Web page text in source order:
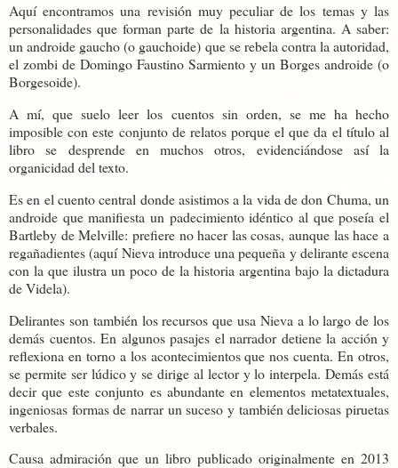
Aquí encontramos una revisión muy peculiar de los temas y las
personalidades que forman parte de la historia argentina. A saber:
un androide gaucho (o gauchoide) que se rebela contra la autoridad,
el zombi de Domingo Faustino Sarmiento y un Borges androide (o
Borgesoide).
A mí, que suelo leer los cuentos sin orden, se me ha hecho
imposible con este conjunto de relatos porque el que da el título al
libro se desprende en muchos otros, evidenciándose así la
organicidad del texto.
Es en el cuento central donde asistimos a la vida de don Chuma, un
androide que manifiesta un padecimiento idéntico al que poseía el
Bartleby de Melville: prefiere no hacer las cosas, aunque las hace a
regañadientes (aquí Nieva introduce una pequeña y delirante escena
con la que ilustra un poco de la historia argentina bajo la dictadura
de Videla).
Delirantes son también los recursos que usa Nieva a lo largo de los
demás cuentos. En algunos pasajes el narrador detiene la acción y
reflexiona en torno a los acontecimientos que nos cuenta. En otros,
se permite ser lúdico y se dirige al lector y lo interpela. Demás está
decir que este conjunto es abundante en elementos metatextuales,
ingeniosas formas de narrar un suceso y también deliciosas piruetas
verbales.
Causa admiración que un libro publicado originalmente en 2013